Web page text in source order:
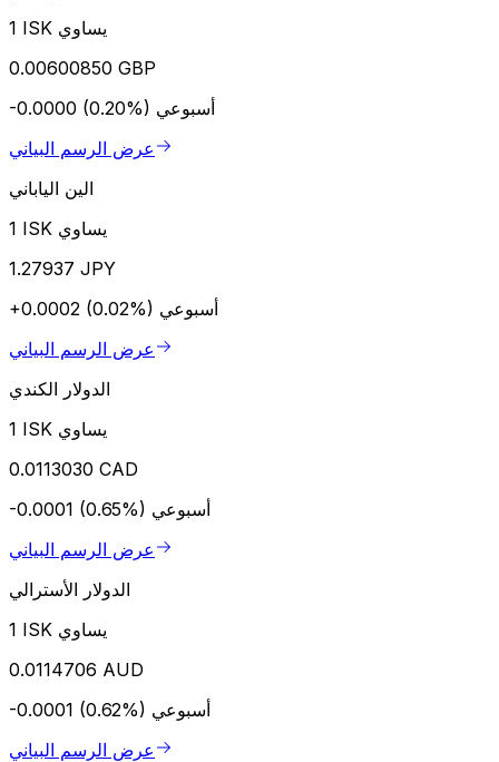
1 ISK يساوي
0.00600850 GBP
-0.0000 (0.20%) أسبوعي
عرض الرسم البياني
الين الياباني
1 ISK يساوي
1.27937 JPY
+0.0002 (0.02%) أسبوعي
عرض الرسم البياني
الدولار الكندي
1 ISK يساوي
0.0113030 CAD
-0.0001 (0.65%) أسبوعي
عرض الرسم البياني
الدولار الأسترالي
1 ISK يساوي
0.0114706 AUD
-0.0001 (0.62%) أسبوعي
عرض الرسم البياني